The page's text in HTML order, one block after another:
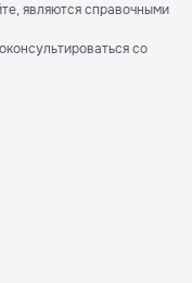
являются справочными
со